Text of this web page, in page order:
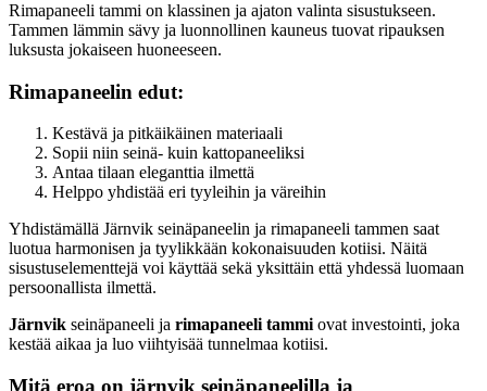
Rimapaneeli tammi on klassinen ja ajaton valinta sisustukseen.
Tammen lämmin sävy ja luonnollinen kauneus tuovat ripauksen
luksusta jokaiseen huoneeseen.
Rimapaneelin edut:
Kestävä ja pitkäikäinen materiaali
Sopii niin seinä- kuin kattopaneeliksi
Antaa tilaan eleganttia ilmettä
Helppo yhdistää eri tyyleihin ja väreihin
Yhdistämällä Järnvik seinäpaneelin ja rimapaneeli tammen saat
luotua harmonisen ja tyylikkään kokonaisuuden kotiisi. Näitä
sisustuselementtejä voi käyttää sekä yksittäin että yhdessä luomaan
persoonallista ilmettä.
Järnvik seinäpaneeli ja rimapaneeli tammiovat investointi, joka
kestää aikaa ja luo viihtyisää tunnelmaa kotiisi.
Mitä eroa on järnvik seinäpaneelilla ja